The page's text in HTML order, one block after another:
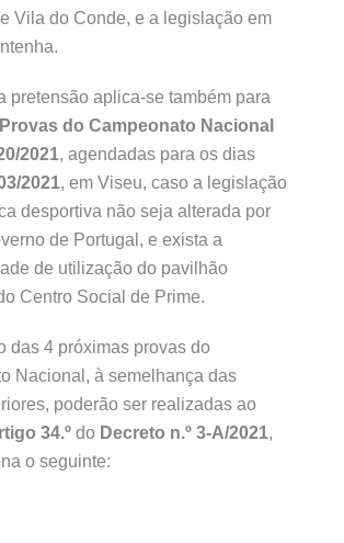
Vila do Conde, e a legislação em
pretensão aplica-se também para
Provas do Campeonato Nacional
2021, agendadas para os dias
2021, em Viseu, caso a legislação
desportiva não seja alterada por
de Portugal, e exista a
de utilização do pavilhão
Centro Social de Prime.
das 4 próximas provas do
Nacional, à semelhança das
poderão ser realizadas ao
34.º do Decreto n.º 3-A/2021,
o seguinte: